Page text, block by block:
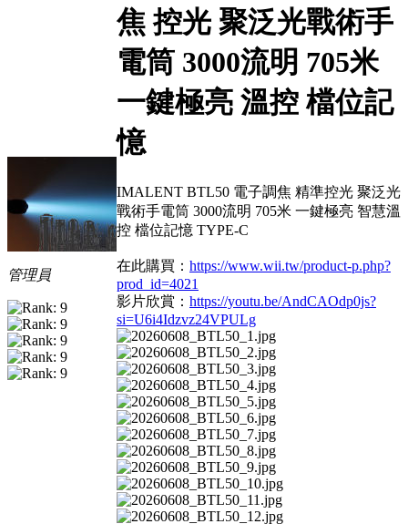
管理員
焦 控光 聚泛光戰術手
電筒 3000流明 705米
一鍵極亮 溫控 檔位記
憶
IMALENT BTL50 電子調焦 精準控光 聚泛光
戰術手電筒 3000流明 705米 一鍵極亮 智慧溫
控 檔位記憶 TYPE-C
在此購買： https://www.wii.tw/product-p.php?
prod_id=4021
影片欣賞： https://youtu.be/AndCAOdp0js?
si=U6i4Idzvz24VPULg